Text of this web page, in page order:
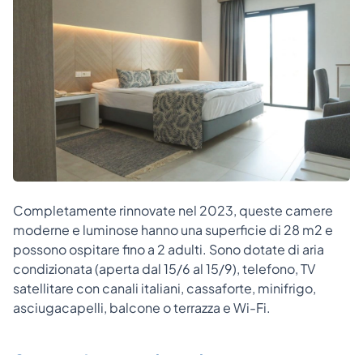
Completamente rinnovate nel 2023, queste camere
moderne e luminose hanno una superficie di 28 m2 e
possono ospitare fino a 2 adulti. Sono dotate di aria
condizionata (aperta dal 15/6 al 15/9), telefono, TV
satellitare con canali italiani, cassaforte, minifrigo,
asciugacapelli, balcone o terrazza e Wi-Fi.